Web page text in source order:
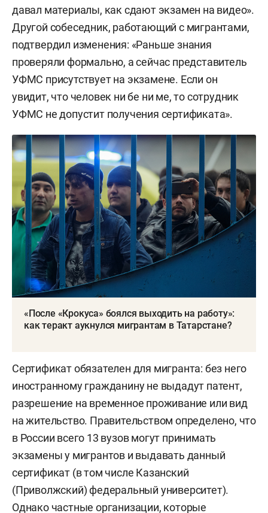
давал материалы, как сдают экзамен на видео».
Другой собеседник, работающий с мигрантами,
подтвердил изменения: «Раньше знания
проверяли формально, а сейчас представитель
УФМС присутствует на экзамене. Если он
увидит, что человек ни бе ни ме, то сотрудник
УФМС не допустит получения сертификата».
«После «Крокуса» боялся выходить на работу»:
как теракт аукнулся мигрантам в Татарстане?
Сертификат обязателен для мигранта: без него
иностранному гражданину не выдадут патент,
разрешение на временное проживание или вид
на жительство. Правительством определено, что
в России всего 13 вузов могут принимать
экзамены у мигрантов и выдавать данный
сертификат (в том числе Казанский
(Приволжский) федеральный университет).
Однако частные организации, которые